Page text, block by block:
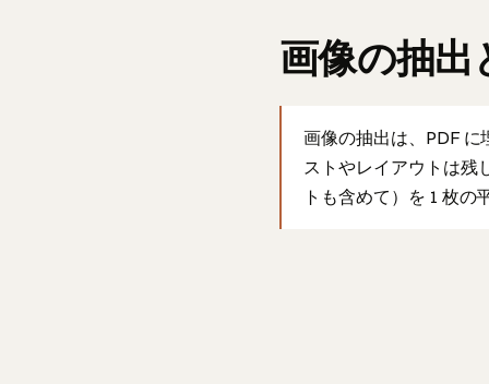
画像の抽出
画像の抽出は、PDF
ストやレイアウトは残
トも含めて）を 1 枚